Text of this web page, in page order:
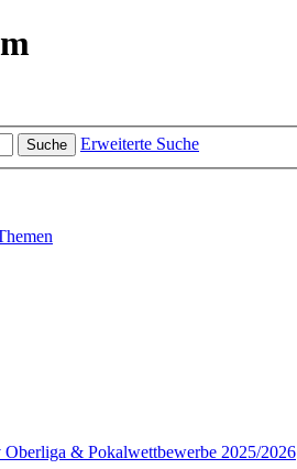
Suche Erweiterte Suche
& Pokalwettbewerbe 2025/2026